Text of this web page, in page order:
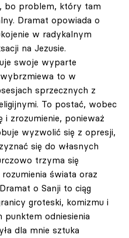
bo problem, który tam
Dramat opowiada o
w radykalnym
na Jezusie.
swoje wyparte
to w
sprzecznych z
To postać, wobec
i zrozumienie, ponieważ
wyzwolić się z opresji,
się do własnych
trzyma się
świata oraz
o Sanji to ciąg
groteski, komizmu i
punktem odniesienia
dla mnie sztuka